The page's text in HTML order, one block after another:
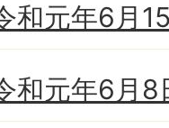
和元年6月
和元年6月8